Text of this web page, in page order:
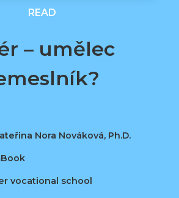
READ
– umělec
Nora Nováková, Ph.D.
vocational school